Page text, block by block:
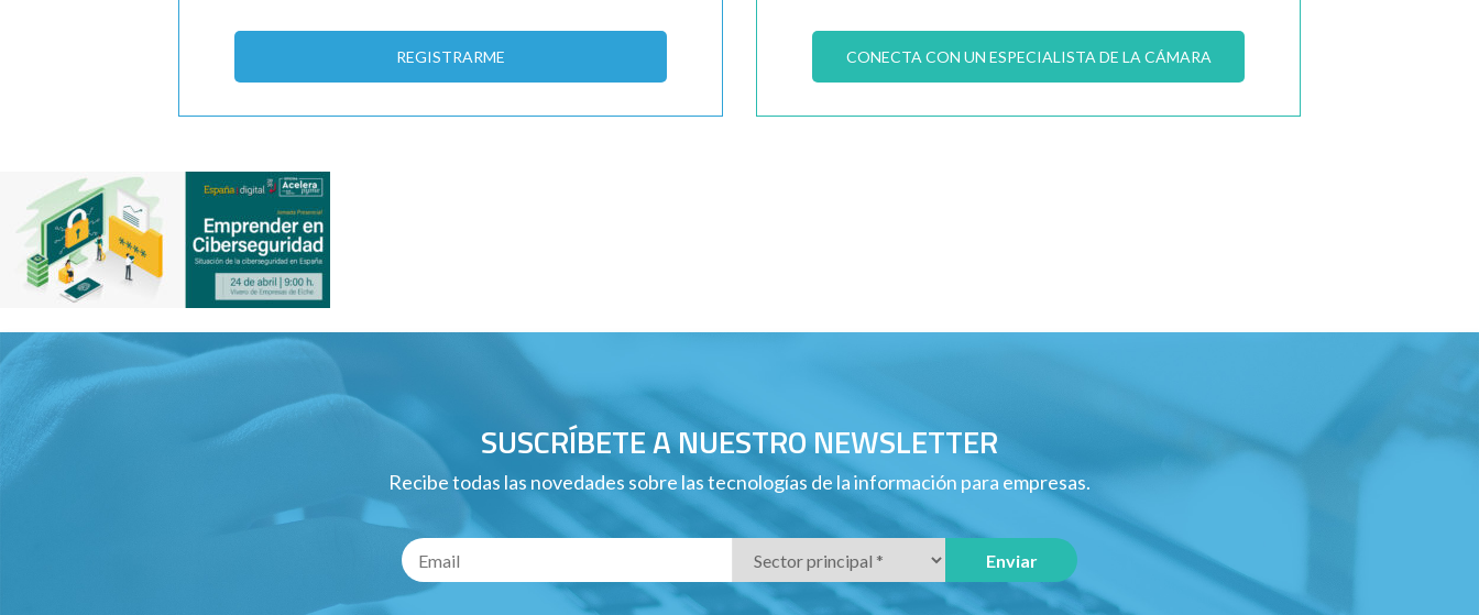
REGISTRARME CONECTA CON UN ESPECIALISTA DE LA CÁMARA
SUSCRÍBETE A NUESTRO NEWSLETTER
Recibe todas las novedades sobre las tecnologías de la información para empresas.